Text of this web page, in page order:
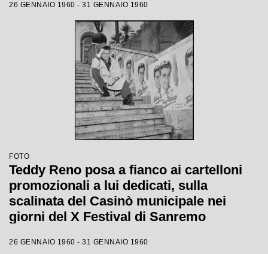
26 GENNAIO 1960 - 31 GENNAIO 1960
FOTO
Teddy Reno posa a fianco ai cartelloni
promozionali a lui dedicati, sulla
scalinata del Casinò municipale nei
giorni del X Festival di Sanremo
26 GENNAIO 1960 - 31 GENNAIO 1960